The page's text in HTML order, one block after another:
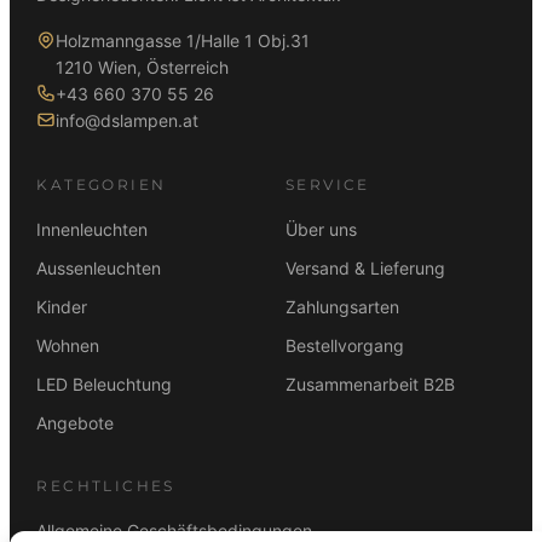
Holzmanngasse 1/Halle 1 Obj.31
1210 Wien, Österreich
+43 660 370 55 26
info@dslampen.at
KATEGORIEN
Innenleuchten
Aussenleuchten
Kinder
Wohnen
LED Beleuchtung
Angebote
SERVICE
Über uns
Versand & Lieferung
Zahlungsarten
Bestellvorgang
Zusammenarbeit B2B
RECHTLICHES
Allgemeine Geschäftsbedingungen